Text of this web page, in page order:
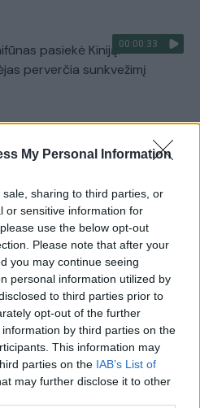
My Personal Information
sharing to third parties, or
or sensitive information for
use the below opt-out
Please note that after your
you may continue seeing
personal information utilized by
to third parties prior to
opt-out of the further
by third parties on the
This information may
parties on the IAB’s List of
may further disclose it to other
00:00:33
pasiekė Kiniją:
perverčia sunkvežimį
00:44:27
valdžią: ragina skubiai
įrašai
00:00:30
Vilniaus r.: dviejų moterų ir